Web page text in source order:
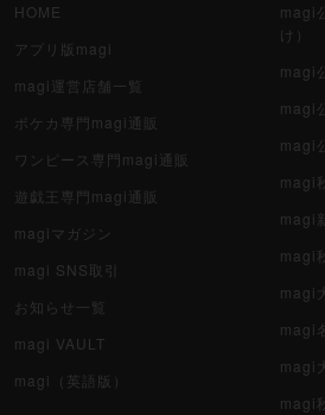
HOME
アプリ版magi
magi運営店舗一覧
ポケカ専門magi通販
ワンピース専門magi通販
遊戯王専門magi通販
magiマガジン
magi SNS取引
お知らせ一覧
magi VAULT
magi（英語版）
magi
け）
magi
magi
magi
magi
magi
magi
magi
magi
magi
magi